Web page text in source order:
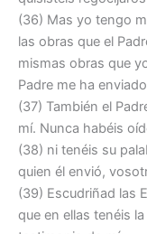
(36) Mas yo tengo
las obras que el
mismas obras que
Padre me ha
(37) También el
mí. Nunca habéis
(38) ni tenéis su
quien él envió,
(39) Escudriñad las
que en ellas tenéis